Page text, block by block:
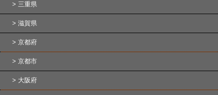
三重県
滋賀県
京都府
京都市
大阪府